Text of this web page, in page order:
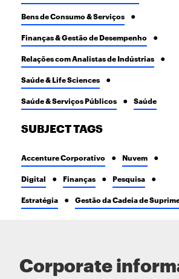
Bens de Consumo & Serviços
Finanças & Gestão de Desempenho
Relações com Analistas de Indústrias
Saúde & Life Sciences
Saúde & Serviços Públicos Saúde
SUBJECT TAGS
Accenture Corporativo Nuvem
Digital Finanças Pesquisa
Estratégia Gestão da Cadeia de
Corporate